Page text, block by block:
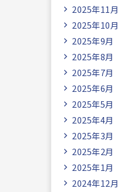
2025年11月
2025年10月
2025年9月
2025年8月
2025年7月
2025年6月
2025年5月
2025年4月
2025年3月
2025年2月
2025年1月
2024年12月